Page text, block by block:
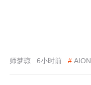
师梦琼 6小时前 #